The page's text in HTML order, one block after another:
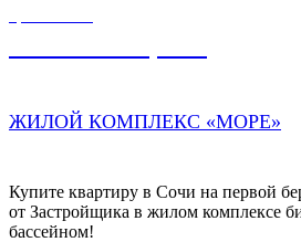
ЖИЛОЙ КОМПЛЕКС «МОРЕ»
Купите квартиру в Сочи на первой
от Застройщика в жилом комплексе
бассейном!